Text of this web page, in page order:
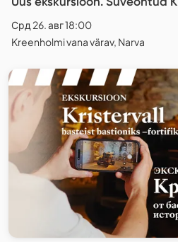
Срд 26. авг 18:00
Kreenholmi vana värav, Narva